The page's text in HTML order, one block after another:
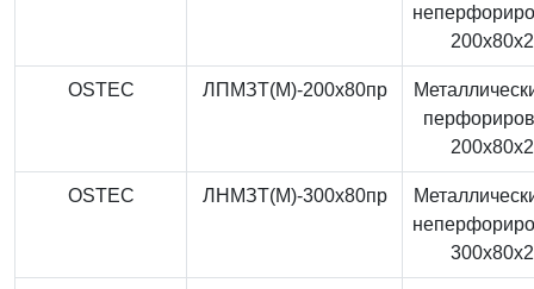
OSTEC ЛПМЗТ(М)-200x80пр
OSTEC ЛНМЗТ(М)-300x80пр